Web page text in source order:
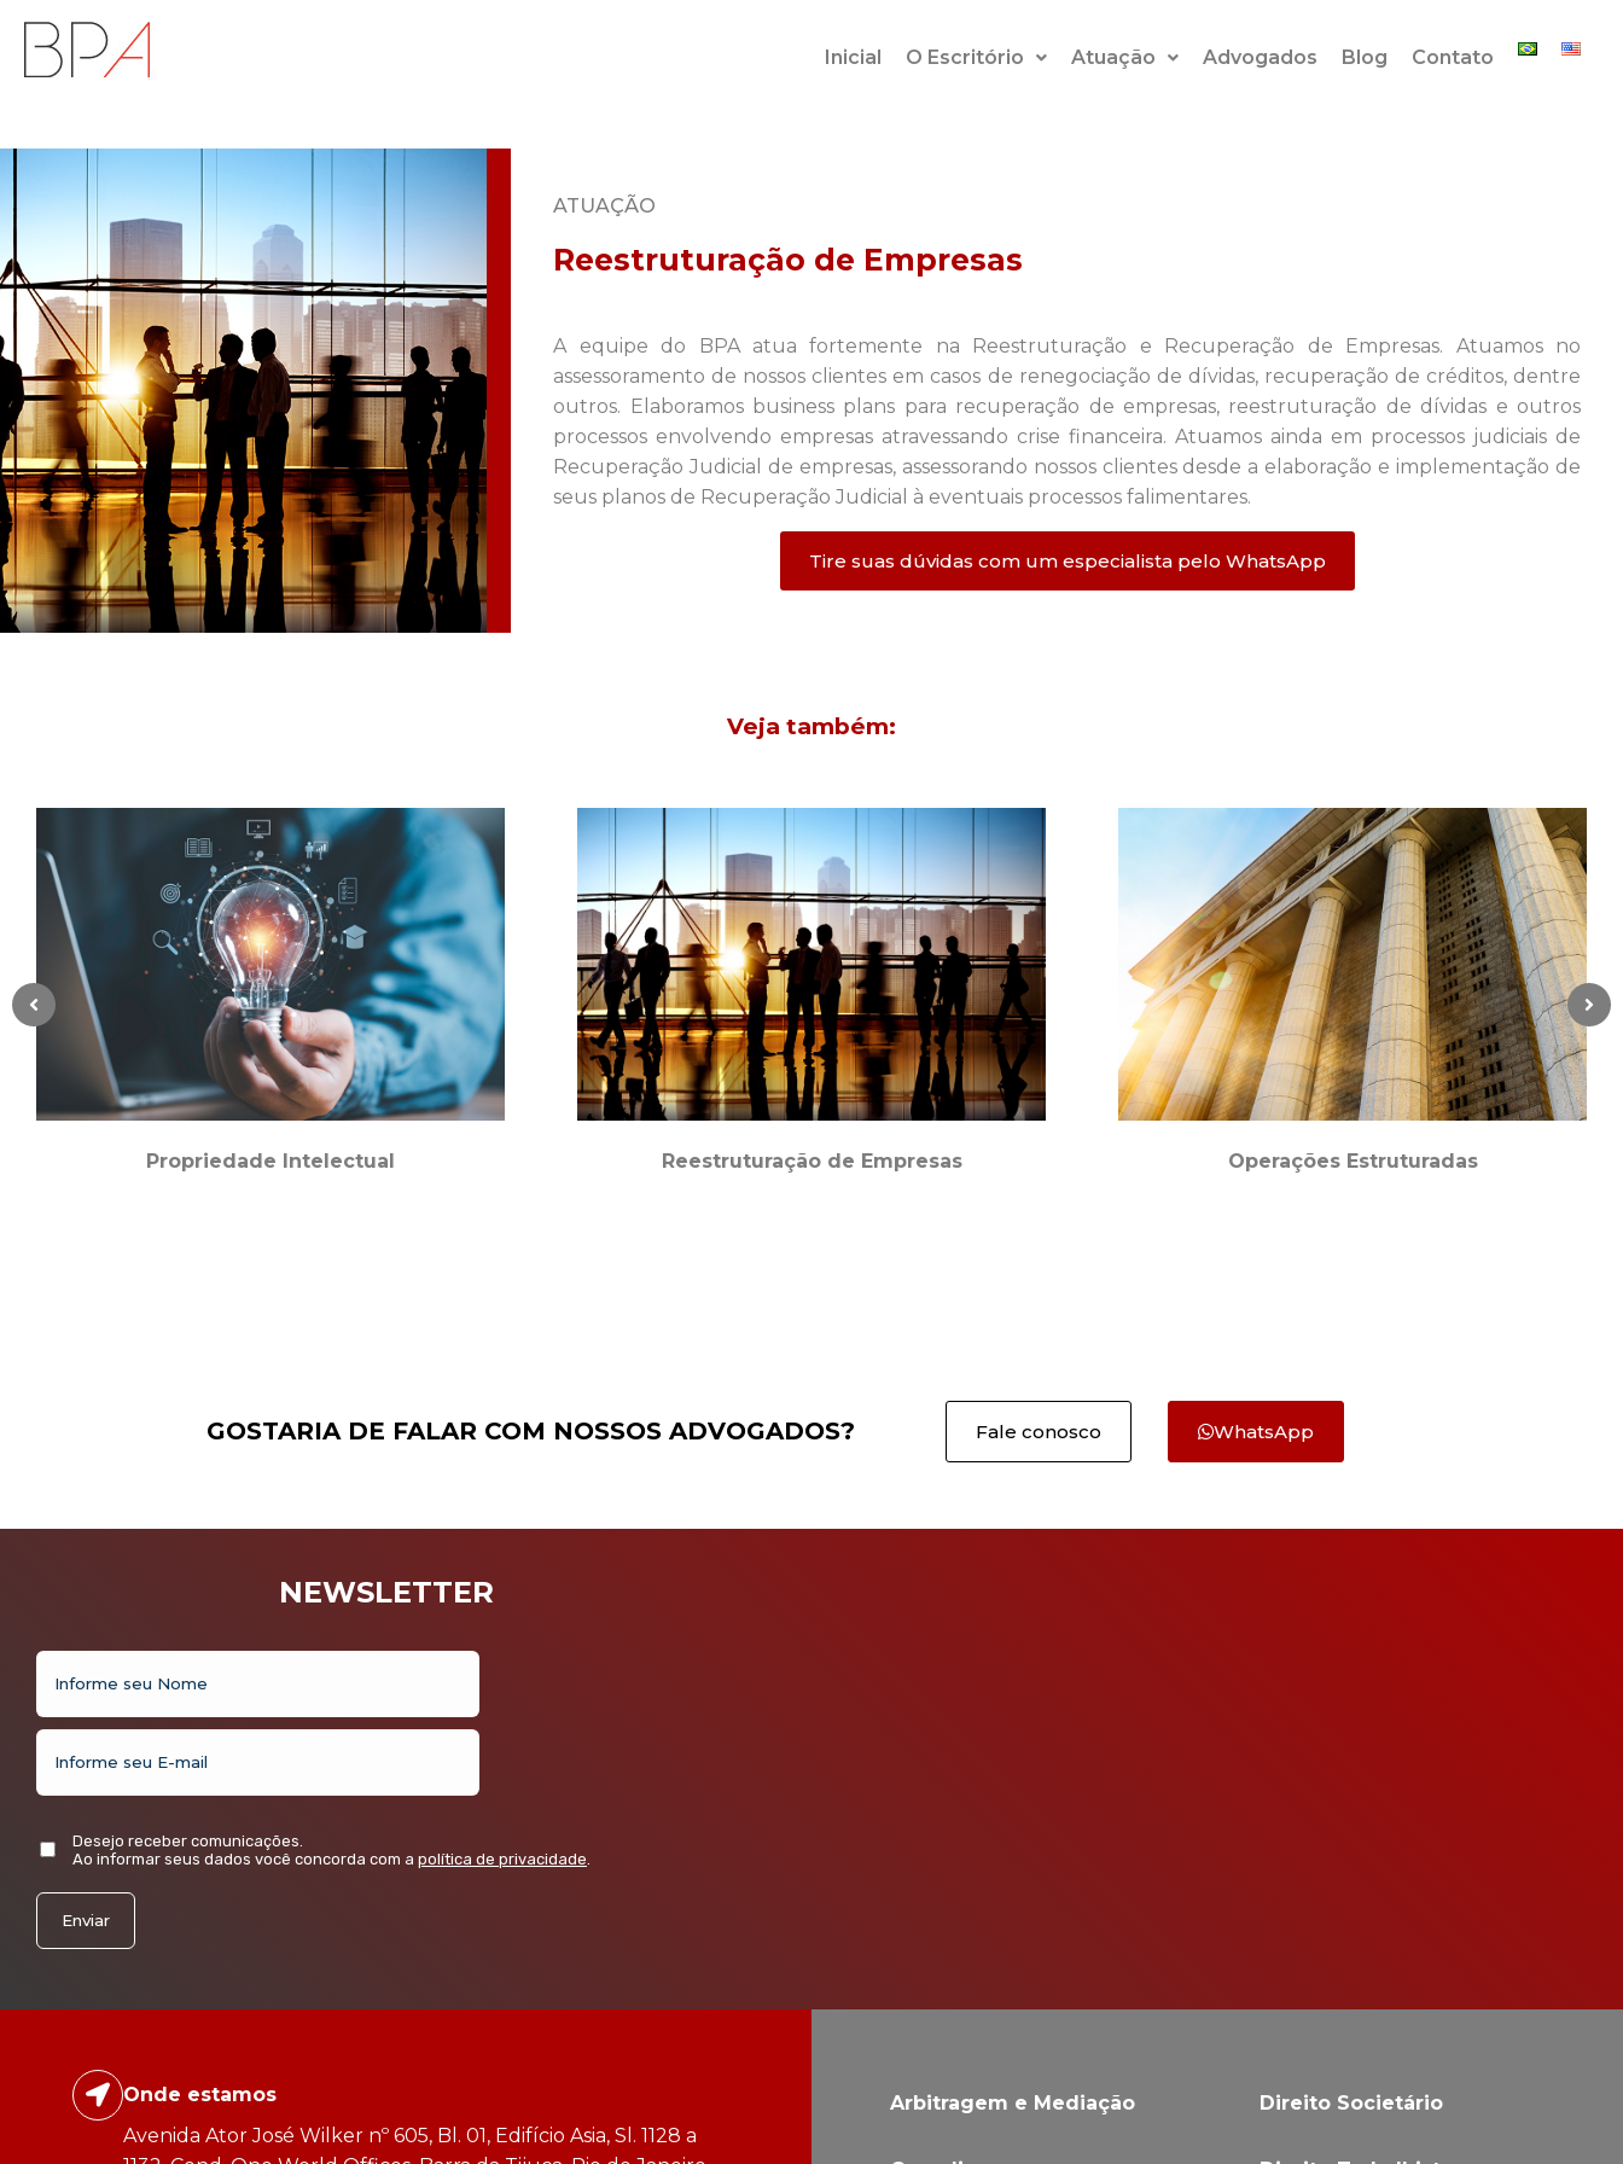
Inicial O Escritório Atuação Advogados Blog Contato
ATUAÇÃO
Reestruturação de Empresas
A equipe do BPA atua fortemente na Reestruturação e Recuperação de Empresas. Atuamos no
assessoramento de nossos clientes em casos de renegociação de dívidas, recuperação de créditos, dentre
outros. Elaboramos business plans para recuperação de empresas, reestruturação de dívidas e outros
processos envolvendo empresas atravessando crise financeira. Atuamos ainda em processos judiciais de
Recuperação Judicial de empresas, assessorando nossos clientes desde a elaboração e implementação de
seus planos de Recuperação Judicial à eventuais processos falimentares.
Tire suas dúvidas com um especialista pelo WhatsApp
Veja também:
Propriedade Intelectual Reestruturação de Empresas Operações Estruturadas
GOSTARIA DE FALAR COM NOSSOS ADVOGADOS? Fale conosco WhatsApp
NEWSLETTER
Desejo receber comunicações.
Ao informar seus dados você concorda com a política de privacidade.
Onde estamos
Avenida Ator José Wilker nº 605, Bl. 01, Edifício Asia, Sl. 1128 a
Arbitragem e Mediação Direito Societário